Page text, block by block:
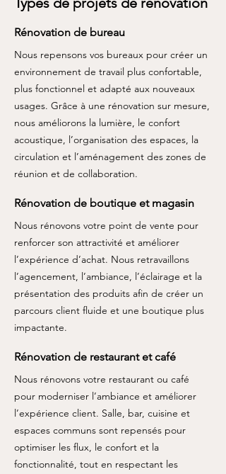
Rénovation de bureau
Nous repensons vos bureaux pour créer un
environnement de travail plus confortable,
plus fonctionnel et adapté aux nouveaux
usages. Grâce à une rénovation sur mesure,
nous améliorons la lumière, le confort
acoustique, l’organisation des espaces, la
circulation et l’aménagement des zones de
réunion et de collaboration.
Rénovation de boutique et magasin
Nous rénovons votre point de vente pour
renforcer son attractivité et améliorer
l’expérience d’achat. Nous retravaillons
l’agencement, l’ambiance, l’éclairage et la
présentation des produits afin de créer un
parcours client fluide et une boutique plus
impactante.
Rénovation de restaurant et café
Nous rénovons votre restaurant ou café
pour moderniser l’ambiance et améliorer
l’expérience client. Salle, bar, cuisine et
espaces communs sont repensés pour
optimiser les flux, le confort et la
fonctionnalité, tout en respectant les